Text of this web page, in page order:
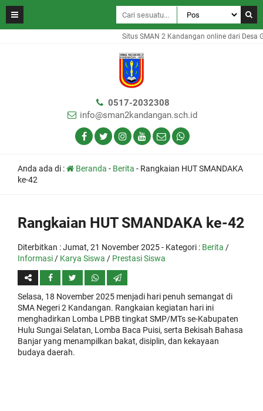
Situs SMAN 2 Kandangan online dari Desa
0517-2032308
info@sman2kandangan.sch.id
Anda ada di : Beranda - Berita - Rangkaian HUT SMANDAKA
ke-42
Rangkaian HUT SMANDAKA ke-42
Diterbitkan :Jumat, 21 November 2025- Kategori : Berita /
Informasi / Karya Siswa / Prestasi Siswa
Selasa, 18 November 2025 menjadi hari penuh semangat di
SMA Negeri 2 Kandangan. Rangkaian kegiatan hari ini
menghadirkan Lomba LPBB tingkat SMP/MTs se-Kabupaten
Hulu Sungai Selatan, Lomba Baca Puisi, serta Bekisah Bahasa
Banjar yang menampilkan bakat, disiplin, dan kekayaan
budaya daerah.